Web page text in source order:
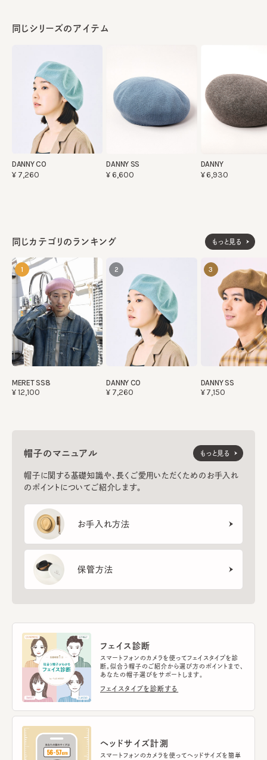
同じシリーズのアイテム
DANNY CO
¥7,260
DANNY SS
¥6,600
DANNY
¥6,930
同じカテゴリのランキング もっと見る
1
MERET SS8
¥12,100
2
DANNY CO
¥7,260
3
DANNY SS
¥7,150
帽子のマニュアル
帽子に関する基礎知識や、長くご愛用いただくためのお手入れ
のポイントについてご紹介します。
お手入れ方法
保管方法
もっと見る
フェイス診断
スマートフォンのカメラを使ってフェイスタイプを診
断。似合う帽子のご紹介から選び方のポイントまで、
あなたの帽子選びをサポートします。
フェイスタイプを診断する
ヘッドサイズ計測
スマートフォンのカメラを使ってヘッドサイズを簡単